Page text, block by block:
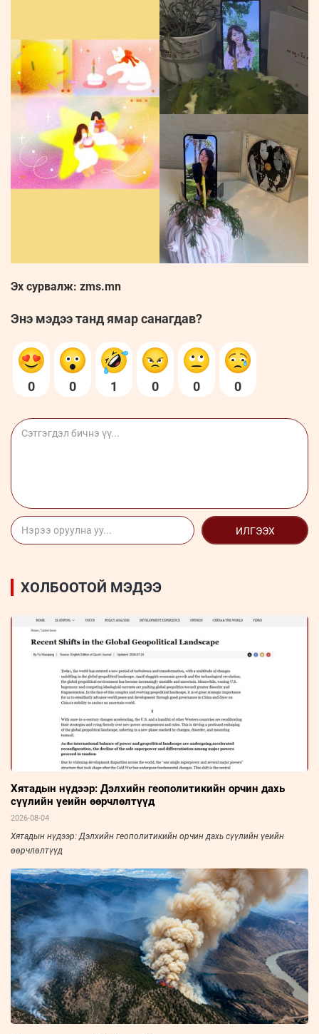
Эх сурвалж: zms.mn
Энэ мэдээ танд ямар санагдав?
0 0 1 0 0 0
ИЛГЭЭХ
ХОЛБООТОЙ МЭДЭЭ
Хятадын нүдээр: Дэлхийн геополитикийн орчин дахь
сүүлийн үеийн өөрчлөлтүүд
2026-08-04
Хятадын нүдээр: Дэлхийн геополитикийн орчин дахь сүүлийн үеийн
өөрчлөлтүүд